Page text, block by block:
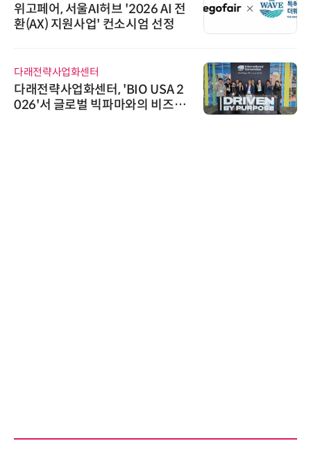
위고페어, 서울AI허브 '2026 AI 전
환(AX) 지원사업' 컨소시엄 선정
다래전략사업화센터
다래전략사업화센터, 'BIO USA 2
026'서 글로벌 빅파마와의 비즈니